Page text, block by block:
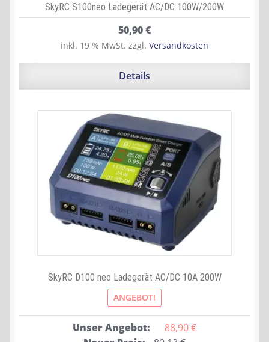
SkyRC S100neo Ladegerät AC/DC 100W/200W
50,90€
inkl. 19 % MwSt. zzgl. Versandkosten
Details
SkyRC D100 neo Ladegerät AC/DC 10A 200W
ANGEBOT!
Unser Angebot: 88,90 €